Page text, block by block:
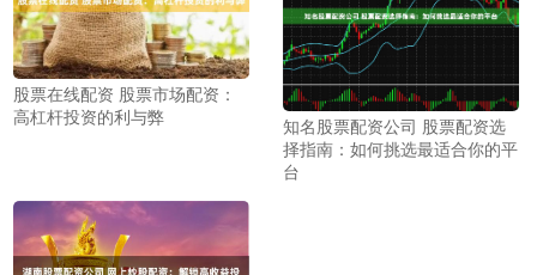
股票在线配资 股票市场配资：
高杠杆投资的利与弊
知名股票配资公司 股票配资选
择指南：如何挑选最适合你的平
台